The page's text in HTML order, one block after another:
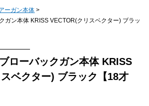
ーガン本体
ガン本体 KRISS VECTOR(クリスベクター) ブラッ
ローバックガン本体 KRISS
ベクター) ブラック【18才